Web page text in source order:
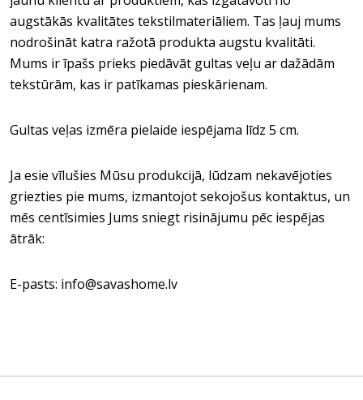
augstākās kvalitātes tekstilmateriāliem. Tas ļauj mums
nodrošināt katra ražotā produkta augstu kvalitāti.
Mums ir īpašs prieks piedāvāt gultas veļu ar dažādām
tekstūrām, kas ir patīkamas pieskārienam.
Gultas veļas izmēra pielaide iespējama līdz 5 cm.
Ja esie vīlušies Mūsu produkcijā, lūdzam nekavējoties
griezties pie mums, izmantojot sekojošus kontaktus, un
mēs centīsimies Jums sniegt risinājumu pēc iespējas
ātrāk:
E-pasts: info@savashome.lv